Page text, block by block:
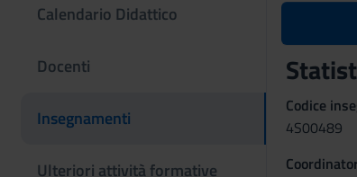
Calendario Didattico
Docenti
Insegnamenti
Ulteriori attività formative
Codice
4S00489